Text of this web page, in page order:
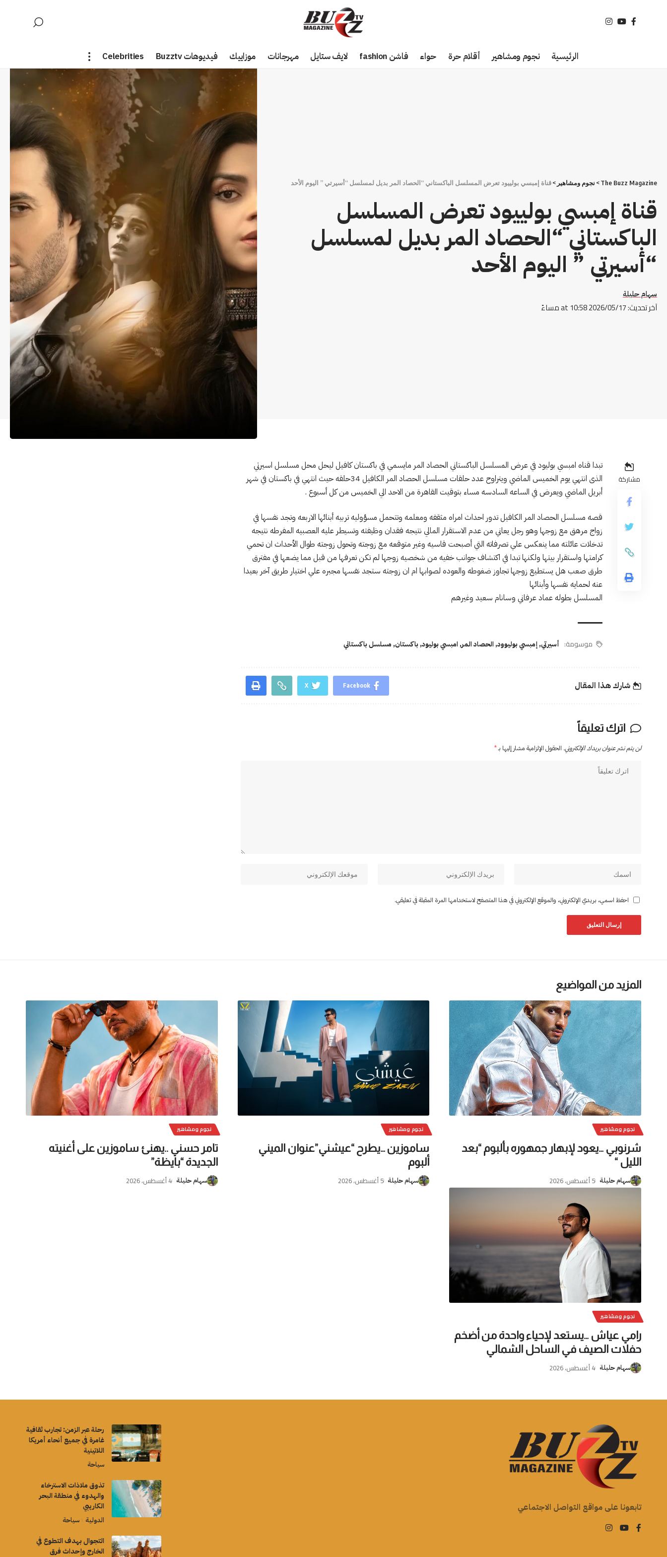
الرئيسية نجوم ومشاهير أقلام حرة حواء فاشن fashion لايف ستايل مهرجانات موزاييك فيديوهات Buzztv Celebrities
The Buzz Magazine
> نجوم ومشاهير >قناة إمبسي بولييود تعرض المسلسل الباكستاني “الحصاد المر بديل لمسلسل “أسيرتي ” اليوم الأحد
قناة إمبسي بولييود تعرض المسلسل
الباكستاني “الحصاد المر بديل لمسلسل
“أسيرتي ” اليوم الأحد
آخر تحديث: 2026/05/17 at 10:58 مساءً
سهام حليلة
مشاركة
تبدا قناه امبسي بوليود في عرض المسلسل الباكستاني الحصاد المر مايسمي في باكستان كافيل ليحل محل مسلسل اسيرتي
الذى انتهي يوم الخميس الماضي ويتراوح عدد حلقات مسلسل الحصاد المر الكافيل 34حلقه حيث انتهي في باكستان في شهر
أبريل الماضي ويعرض في الساعه السادسه مساء بتوقيت القاهرة من الاحد الي الخميس من كل أسبوع .
قصه مسلسل الحصاد المر الكافيل تدور احداث امراه مثقفه ومعلمه وتتحمل مسؤوليه تربيه أبنائها الاربعه وتجد نفسها في
زواج مرهق مع زوجها وهو رجل يعاني من عدم الاستقرار المالي نتيجه فقدان وظيفته وتسيطر عليه العصبيه المفرطه نتيجه
تدخلات عائلته مما ينعكس علي تصرفاته التي أصبحت قاسيه وغير متوقعه مع زوجته وتحول زوجته طوال الأحداث ان تحمي
كرامتها واستقرار بيتها ولكنها تبدا في اكتشاف جوانب خفيه من شخصيه زوجها لم تكن تعرفها من قبل مما يضعها في مفترق
طرق صعب هل يستطيع زوجها تجاوز ضغوطه والعوده لصوابها ام ان زوجته ستجد نفسها مجبره علي اختيار طريق آخر بعيدا
عنه لحمايه نفسها وأبنائها
المسلسل بطوله عماد عرفاني وسانام سعيد وغيرهم
موسومة: أسيرتي,إمبسي بوليوود,الحصاد المر,امبسي بوليود,باكستان,مسلسل باكستاني
شارك هذا المقال Facebook
X
اترك تعليقاً
لن يتم نشر عنوان بريدك الإلكتروني. الحقول الإلزامية مشار إليها بـ*
احفظ اسمي، بريدي الإلكتروني، والموقع الإلكتروني في هذا المتصفح لاستخدامها المرة المقبلة في تعليقي.
المزيد من المواضيع
نجوم ومشاهير
شرنوبي …يعود لإبهار جمهوره بألبوم “بعد
الليل “
سهام حليلة 5 أغسطس، 2026
نجوم ومشاهير
ساموزين …يطرح “عيشني”عنوان الميني
ألبوم
سهام حليلة 5 أغسطس، 2026
نجوم ومشاهير
تامر حسني ..يهنئ ساموزين على أغنيته
الجديدة “بايظة”
سهام حليلة 4 أغسطس، 2026
نجوم ومشاهير
رامي عياش …يستعد لإحياء واحدة من أضخم
حفلات الصيف في الساحل الشمالي
سهام حليلة 4 أغسطس، 2026
تابعونا على مواقع التواصل الاجتماعي
رحلة عبر الزمن: تجارب ثقافية
غامرة في جميع أنحاء أمريكا
اللاتينية
سياحة
تذوق ملاذات الاسترخاء
والهدوء في منطقة البحر
الكاريبي
الدولية سياحة
التجوال بهدف التطوع في
الخارج وإحداث فرق